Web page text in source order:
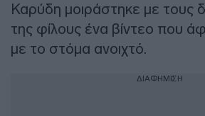
Καρύδη μοιράστηκε με τους
της φίλους ένα βίντεο που
με το στόμα ανοιχτό.
ΔΙΑΦΗΜΙΣΗ